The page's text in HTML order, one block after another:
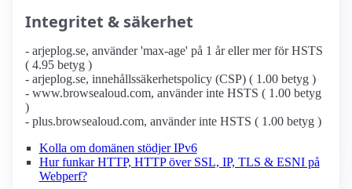
Integritet & säkerhet
- arjeplog.se, använder 'max-age' på 1 år eller mer för HSTS
( 4.95 betyg )
- arjeplog.se, innehållssäkerhetspolicy (CSP) ( 1.00 betyg )
- www.browsealoud.com, använder inte HSTS ( 1.00 betyg
)
- plus.browsealoud.com, använder inte HSTS ( 1.00 betyg )
Kolla om domänen stödjer IPv6
Hur funkar HTTP, HTTP över SSL, IP, TLS & ESNI på
Webperf?